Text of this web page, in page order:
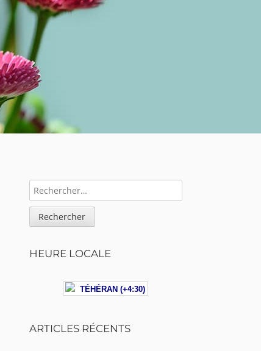
Sidebar
RECHERCHER :
HEURE LOCALE
TÉHÉRAN (+4:30)
ARTICLES RÉCENTS